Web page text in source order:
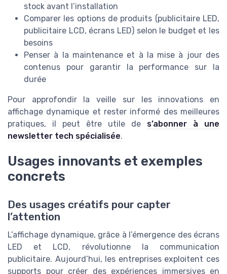
stock avant l’installation
Comparer les options de produits (publicitaire LED,
publicitaire LCD, écrans LED) selon le budget et les
besoins
Penser à la maintenance et à la mise à jour des
contenus pour garantir la performance sur la
durée
Pour approfondir la veille sur les innovations en
affichage dynamique et rester informé des meilleures
pratiques, il peut être utile de s’abonner à une
newsletter tech spécialisée.
Usages innovants et exemples
concrets
Des usages créatifs pour capter
l’attention
L’affichage dynamique, grâce à l’émergence des écrans
LED et LCD, révolutionne la communication
publicitaire. Aujourd’hui, les entreprises exploitent ces
supports pour créer des expériences immersives en